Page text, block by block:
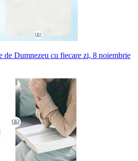
de Dumnezeu cu fiecare zi, 8 noiembrie